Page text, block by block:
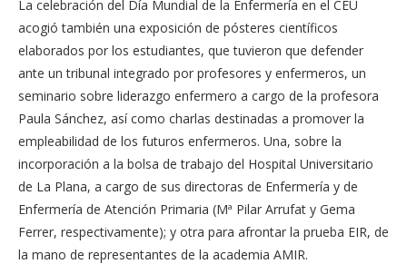
La celebración del Día Mundial de la Enfermería en el CEU
acogió también una exposición de pósteres científicos
elaborados por los estudiantes, que tuvieron que defender
ante un tribunal integrado por profesores y enfermeros, un
seminario sobre liderazgo enfermero a cargo de la profesora
Paula Sánchez, así como charlas destinadas a promover la
empleabilidad de los futuros enfermeros. Una, sobre la
incorporación a la bolsa de trabajo del Hospital Universitario
de La Plana, a cargo de sus directoras de Enfermería y de
Enfermería de Atención Primaria (Mª Pilar Arrufat y Gema
Ferrer, respectivamente); y otra para afrontar la prueba EIR, de
la mano de representantes de la academia AMIR.